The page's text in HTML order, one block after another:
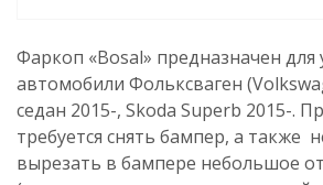
Фаркоп «Bosal» предназначен для
автомобили Фольксваген
седан 2015-, Skoda Superb 2015-.
требуется снять бампер, а также
вырезать в бампере небольшое